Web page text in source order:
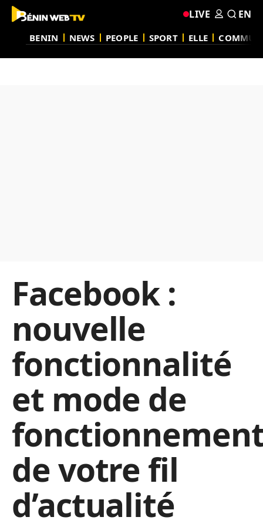
BENIN NEWS PEOPLE SPORT ELLE
LIVE EN
Facebook :
nouvelle
fonctionnalité
et mode de
de votre fil
d’actualité